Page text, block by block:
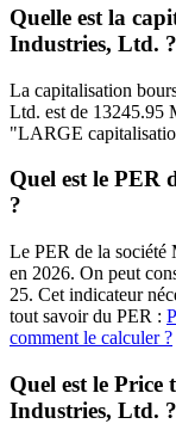
Quelle est la
Industries, Ltd. ?
La capitalisation
Ltd. est de 13245.95
"LARGE
Quel est le PER
?
Le PER de la société
en 2026. On peut
25. Cet indicateur
tout savoir du PER :
comment le calculer ?
Quel est le
Industries, Ltd. ?